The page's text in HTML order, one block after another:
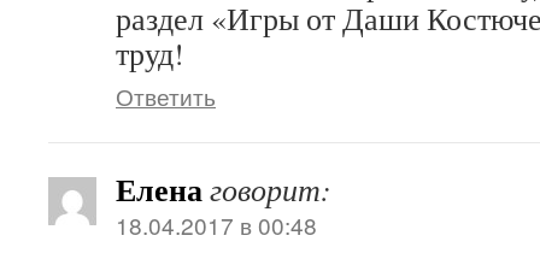
раздел «Игры от Даши
труд!
Ответить
Еленаговорит:
18.04.2017 в 00:48